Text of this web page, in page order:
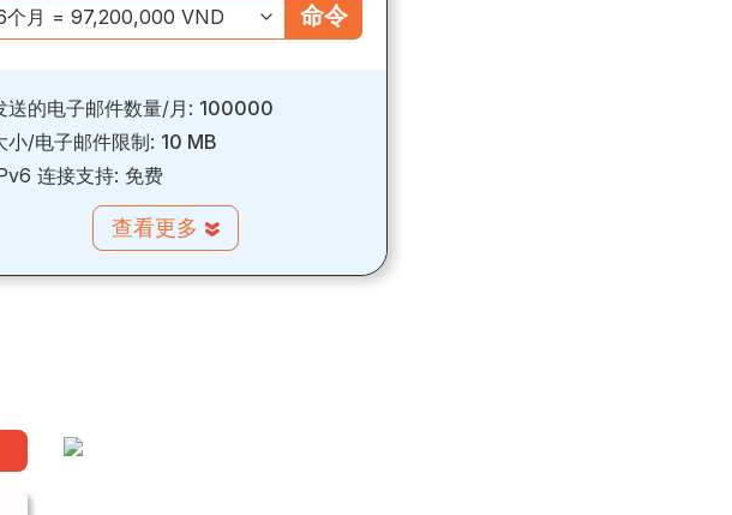
命令
送的电子邮件数量/月: 100000
小/电子邮件限制: 10 MB
连接支持: 免费
查看更多